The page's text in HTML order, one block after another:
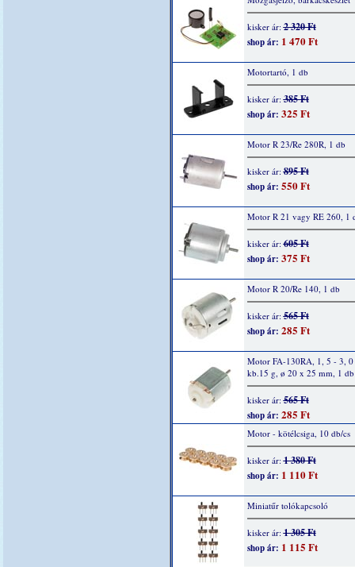
kisker ár:2 320 Ft
shop ár: 1 470 Ft
Motortartó, 1 db
kisker ár:385 Ft
shop ár: 325 Ft
Motor R 23/Re 280R, 1 db
kisker ár:895 Ft
shop ár: 550 Ft
Motor R 21 vagy RE 260, 1
kisker ár:605 Ft
shop ár: 375 Ft
Motor R 20/Re 140, 1 db
kisker ár:565 Ft
shop ár: 285 Ft
Motor FA-130RA, 1, 5 - 3,
kb.15 g, ø 20 x 25 mm, 1 db
kisker ár:565 Ft
shop ár: 285 Ft
Motor - kötélcsiga, 10 db/cs
kisker ár:1 380 Ft
shop ár: 1 110 Ft
Miniatűr tolókapcsoló
kisker ár:1 305 Ft
shop ár: 1 115 Ft